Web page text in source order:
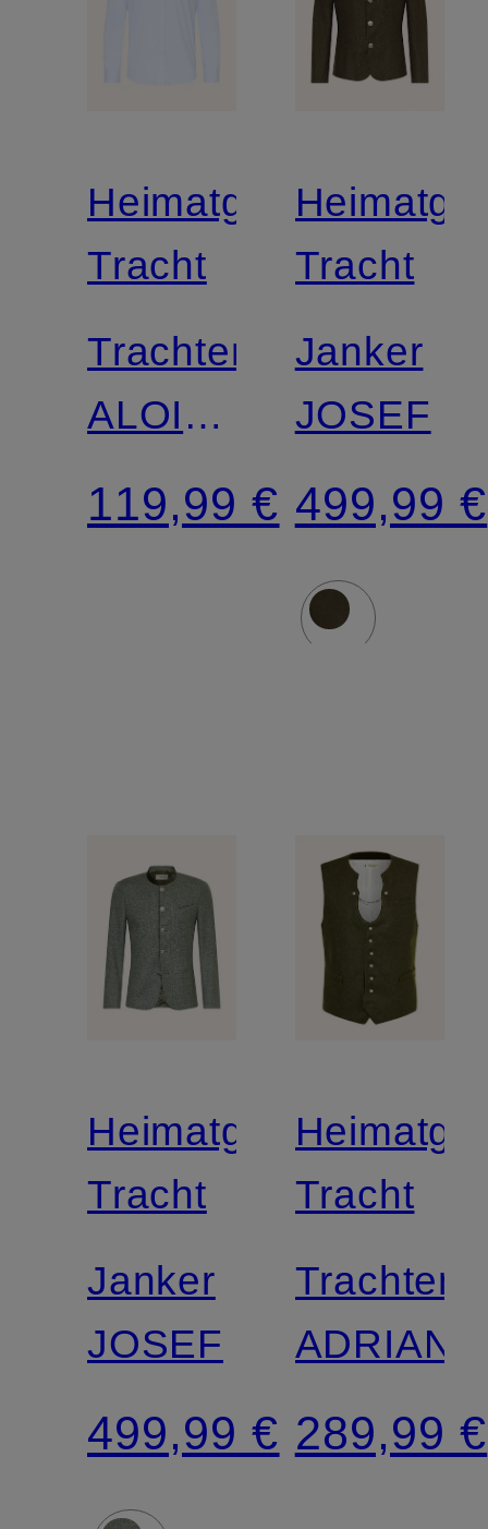
Heimatglück
Tracht
Trachtenhemd
ALOIS
Regular
Fit
119,99 €
Tracht
Janker
JOSEF
499,99 €
Heimatglück
Tracht
Janker
JOSEF
499,99 €
Tracht
ADRIAN
289,99 €